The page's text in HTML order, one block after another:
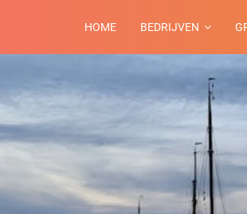
HOME BEDRIJVEN